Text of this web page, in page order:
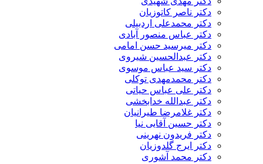
دکتر ناصر کاتوزیان
دکتر محمدعلی اردبیلی
دکتر عباس منصور آبادی
دکتر میرسید حسن امامی
دکتر عبدالحسین شیروی
دکتر سید عباس موسوی
دکتر محمدمهدی توکلی
دکتر علی عباس حیاتی
دکتر عبدالله خدابخشی
دکتر غلامرضا طیرانیان
دکتر حسین آقایی نیا
دکتر فریدون نهرینی
دکتر ایرج گلدوزیان
دکتر محمد آشوری